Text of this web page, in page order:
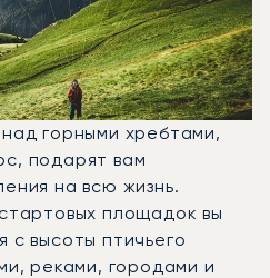
над горными хребтами,
подарят вам
на всю жизнь.
площадок вы
с высоты птичьего
реками, городами и